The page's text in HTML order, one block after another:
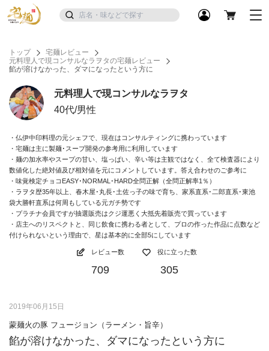
トップ
宅麺レビュー
元料理人で現コンサルなラヲタの宅麺レビュー
餡が溶けなかった、ダマになったという方に
元料理人で現コンサルなラヲタ
40代/男性
・仏伊中印料理の元シェフで、現在はコンサルティングに携わっています
・宅麺は主に製麺･スープ開発の参考用に利用しています
・麺の加水率やスープの甘い、塩っぱい、辛い等は主観ではなく、全て検査器により
数値化した絶対値及び相対値を元にコメントしています。答え合わせのご参考に
・味覚検定チョコEASY･NORMAL･HARD全問正解（全問正解率1％）
・ラヲタ歴35年以上、春木屋･丸長･土佐っ子の味で育ち、家系直系･二郎直系･東池
袋大勝軒直系は何周もしている元ガチ勢です
・プラチナ会員ですが抽選販売はクジ運悪く大抵先着販売で買っています
・店主へのリスペクトと、同じ飲食に携わる者として、プロの作った作品に点数など
付けられないという理由で、星は基本的に全部5にしています
レビュー数
709
役に立った数
305
2019年06月15日
蒙麺火の豚 フュージョン（ラーメン・旨辛）
餡が溶けなかった、ダマになったという方に